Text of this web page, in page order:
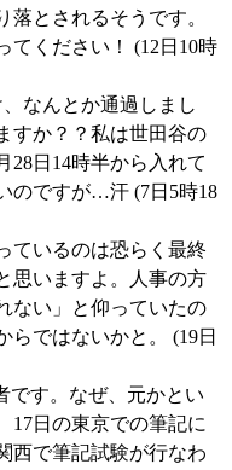
落とされるそうです。
てください！ (12日10時
なんとか通過しまし
すか？？私は世田谷の
28日14時半から入れて
のですが…汗 (7日5時18
ているのは恐らく最終
思いますよ。人事の方
ない」と仰っていたの
らではないかと。 (19日
です。なぜ、元かとい
17日の東京での筆記に
で筆記試験が行なわ